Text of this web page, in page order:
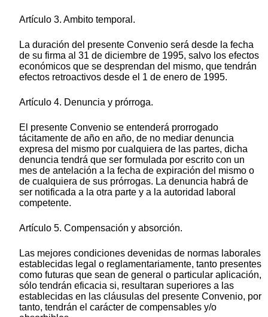
Artículo 3. Ambito temporal.
La duración del presente Convenio será desde la fecha
de su firma al 31 de diciembre de 1995, salvo los efectos
económicos que se desprendan del mismo, que tendrán
efectos retroactivos desde el 1 de enero de 1995.
Artículo 4. Denuncia y prórroga.
El presente Convenio se entenderá prorrogado
tácitamente de año en año, de no mediar denuncia
expresa del mismo por cualquiera de las partes, dicha
denuncia tendrá que ser formulada por escrito con un
mes de antelación a la fecha de expiración del mismo o
de cualquiera de sus prórrogas. La denuncia habrá de
ser notificada a la otra parte y a la autoridad laboral
competente.
Artículo 5. Compensación y absorción.
Las mejores condiciones devenidas de normas laborales
establecidas legal o reglamentariamente, tanto presentes
como futuras que sean de general o particular aplicación,
sólo tendrán eficacia si, resultaran superiores a las
establecidas en las cláusulas del presente Convenio, por
tanto, tendrán el carácter de compensables y/o